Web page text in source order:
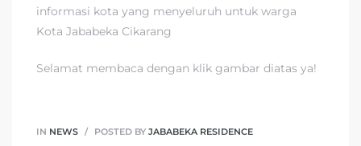
informasi kota yang menyeluruh untuk warga
Kota Jababeka Cikarang
Selamat membaca dengan klik gambar diatas ya!
IN NEWS POSTED BY JABABEKA RESIDENCE